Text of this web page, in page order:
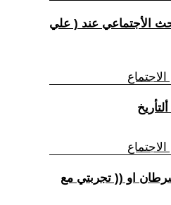
الأجتماعي عند ( علي
او (( تجربتي مع